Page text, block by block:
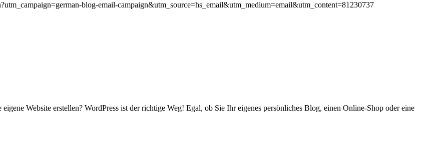
blog-email-campaign&utm_source=hs_email&utm_medium=email&utm_content=81230737
Website erstellen? WordPress ist der richtige Weg! Egal, ob Sie Ihr eigenes persönliches Blog, einen Online-Shop oder eine